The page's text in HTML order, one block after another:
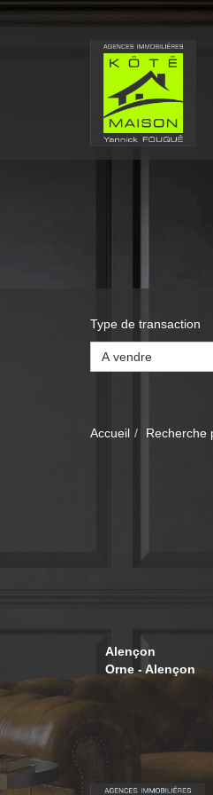
Type de transaction
A vendre
Accueil Recherche
Alençon
Orne - Alençon